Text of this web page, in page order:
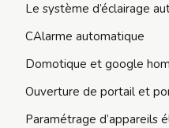
Le système d’éclairage
CAlarme automatique
Domotique et google
Ouverture de portail et
Paramétrage d’appareils